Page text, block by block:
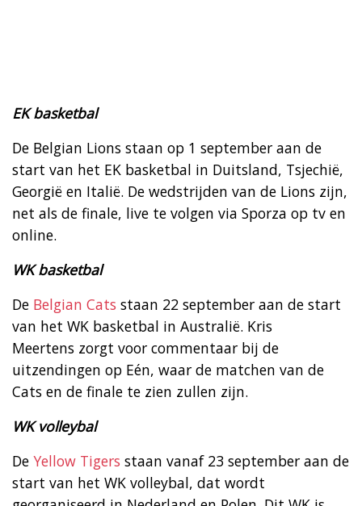
EK basketbal
De Belgian Lions staan op 1 september aan de
start van het EK basketbal in Duitsland, Tsjechië,
Georgië en Italië. De wedstrijden van de Lions zijn,
net als de finale, live te volgen via Sporza op tv en
online.
WK basketbal
De Belgian Cats staan 22 september aan de start
van het WK basketbal in Australië. Kris
Meertens zorgt voor commentaar bij de
uitzendingen op Eén, waar de matchen van de
Cats en de finale te zien zullen zijn.
WK volleybal
De Yellow Tigers staan vanaf 23 september aan de
start van het WK volleybal, dat wordt